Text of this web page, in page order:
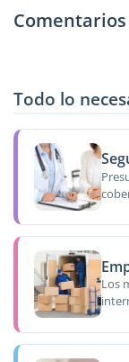
Comentarios
Todo lo
Los